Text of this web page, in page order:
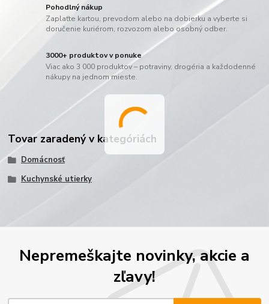
Pohodlný nákup
Zaplaťte kartou, prevodom alebo na dobierku a vyberte si
doručenie kuriérom, rozvozom alebo osobný odber.
3000+ produktov v ponuke
Viac ako 3 000 produktov – potraviny, drogéria a každodenné
nákupy na jednom mieste.
Tovar zaradený v kategóriách
Domácnosť
Kuchynské utierky
Nepremeškajte novinky, akcie a
zľavy!